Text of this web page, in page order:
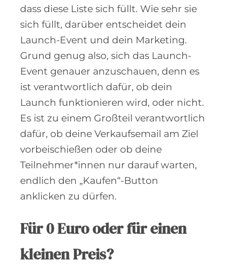
dass diese Liste sich füllt. Wie sehr sie
sich füllt, darüber entscheidet dein
Launch-Event und dein Marketing.
Grund genug also, sich das Launch-
Event genauer anzuschauen, denn es
ist verantwortlich dafür, ob dein
Launch funktionieren wird, oder nicht.
Es ist zu einem Großteil verantwortlich
dafür, ob deine Verkaufsemail am Ziel
vorbeischießen oder ob deine
Teilnehmer*innen nur darauf warten,
endlich den „Kaufen“-Button
anklicken zu dürfen.
Für 0 Euro oder für einen
kleinen Preis?